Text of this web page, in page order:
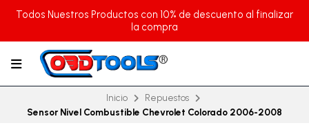
Todos Nuestros Productos con 10% de descuento al finalizar
la compra
Inicio
Repuestos
Sensor Nivel Combustible Chevrolet Colorado 2006-2008